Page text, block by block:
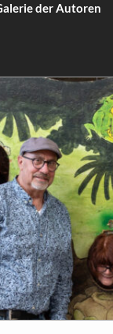
der Autoren